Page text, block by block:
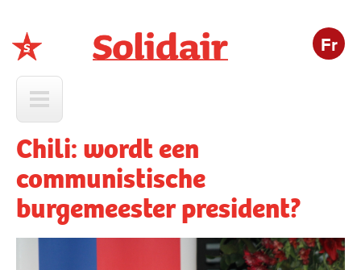
Fr
Chili: wordt een
communistische
burgemeester president?